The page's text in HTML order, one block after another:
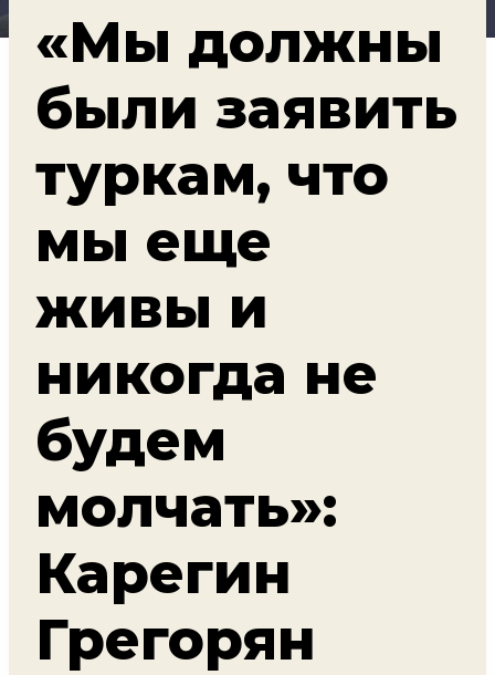
«Мы должны
были заявить
туркам, что
мы еще
живы и
никогда не
будем
молчать»:
Карегин
Грегорян